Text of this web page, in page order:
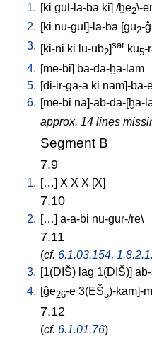
1. [ki gul-la-ba ki] /ḫe2\-
2. [ki nu-gul]-la-ba [gu2-
3. [ki-ni ki lu-ub2]sar ku5-
4. [me-bi] ba-da-ḫa-lam
5. [di-ir-ga-a ki nam]-ba-
6. [me-bi na]-ab-da-[ḫa-
approx. 14 lines
Segment B
7.9
1. […] X X X [X]
7.10
2. […] a-a-bi nu-gur-/re\
7.11
(cf. 6.1.03.154,
3. [1(DIŠ) lag 1(DIŠ)]
4. [ĝe26-e 3(EŠ5)-kam]-
7.12
(cf. 6.1.01.76)